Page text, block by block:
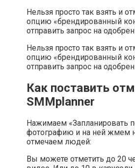
Нельзя просто так взять и
опцию «брендированный
отправить запрос на
Нельзя просто так взять и
опцию «брендированный
отправить запрос на
Как поставить
SMMplanner
Нажимаем «Запланировать
фотографию и на ней жмем
отмечаем людей:
Вы можете отметить до 20